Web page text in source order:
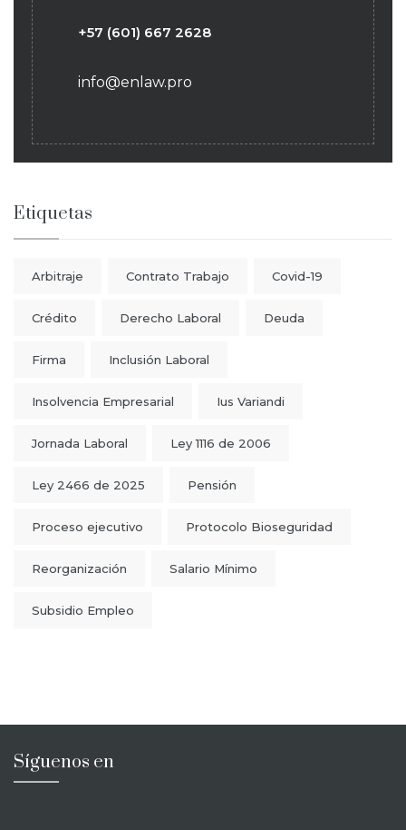
+57 (601) 667 2628
info@enlaw.pro
Etiquetas
Arbitraje Contrato Trabajo Covid-19
Crédito Derecho Laboral Deuda
Firma Inclusión Laboral
Insolvencia Empresarial Ius Variandi
Jornada Laboral Ley 1116 de 2006
Ley 2466 de 2025 Pensión
Proceso ejecutivo Protocolo Bioseguridad
Reorganización Salario Mínimo
Subsidio Empleo
Síguenos en